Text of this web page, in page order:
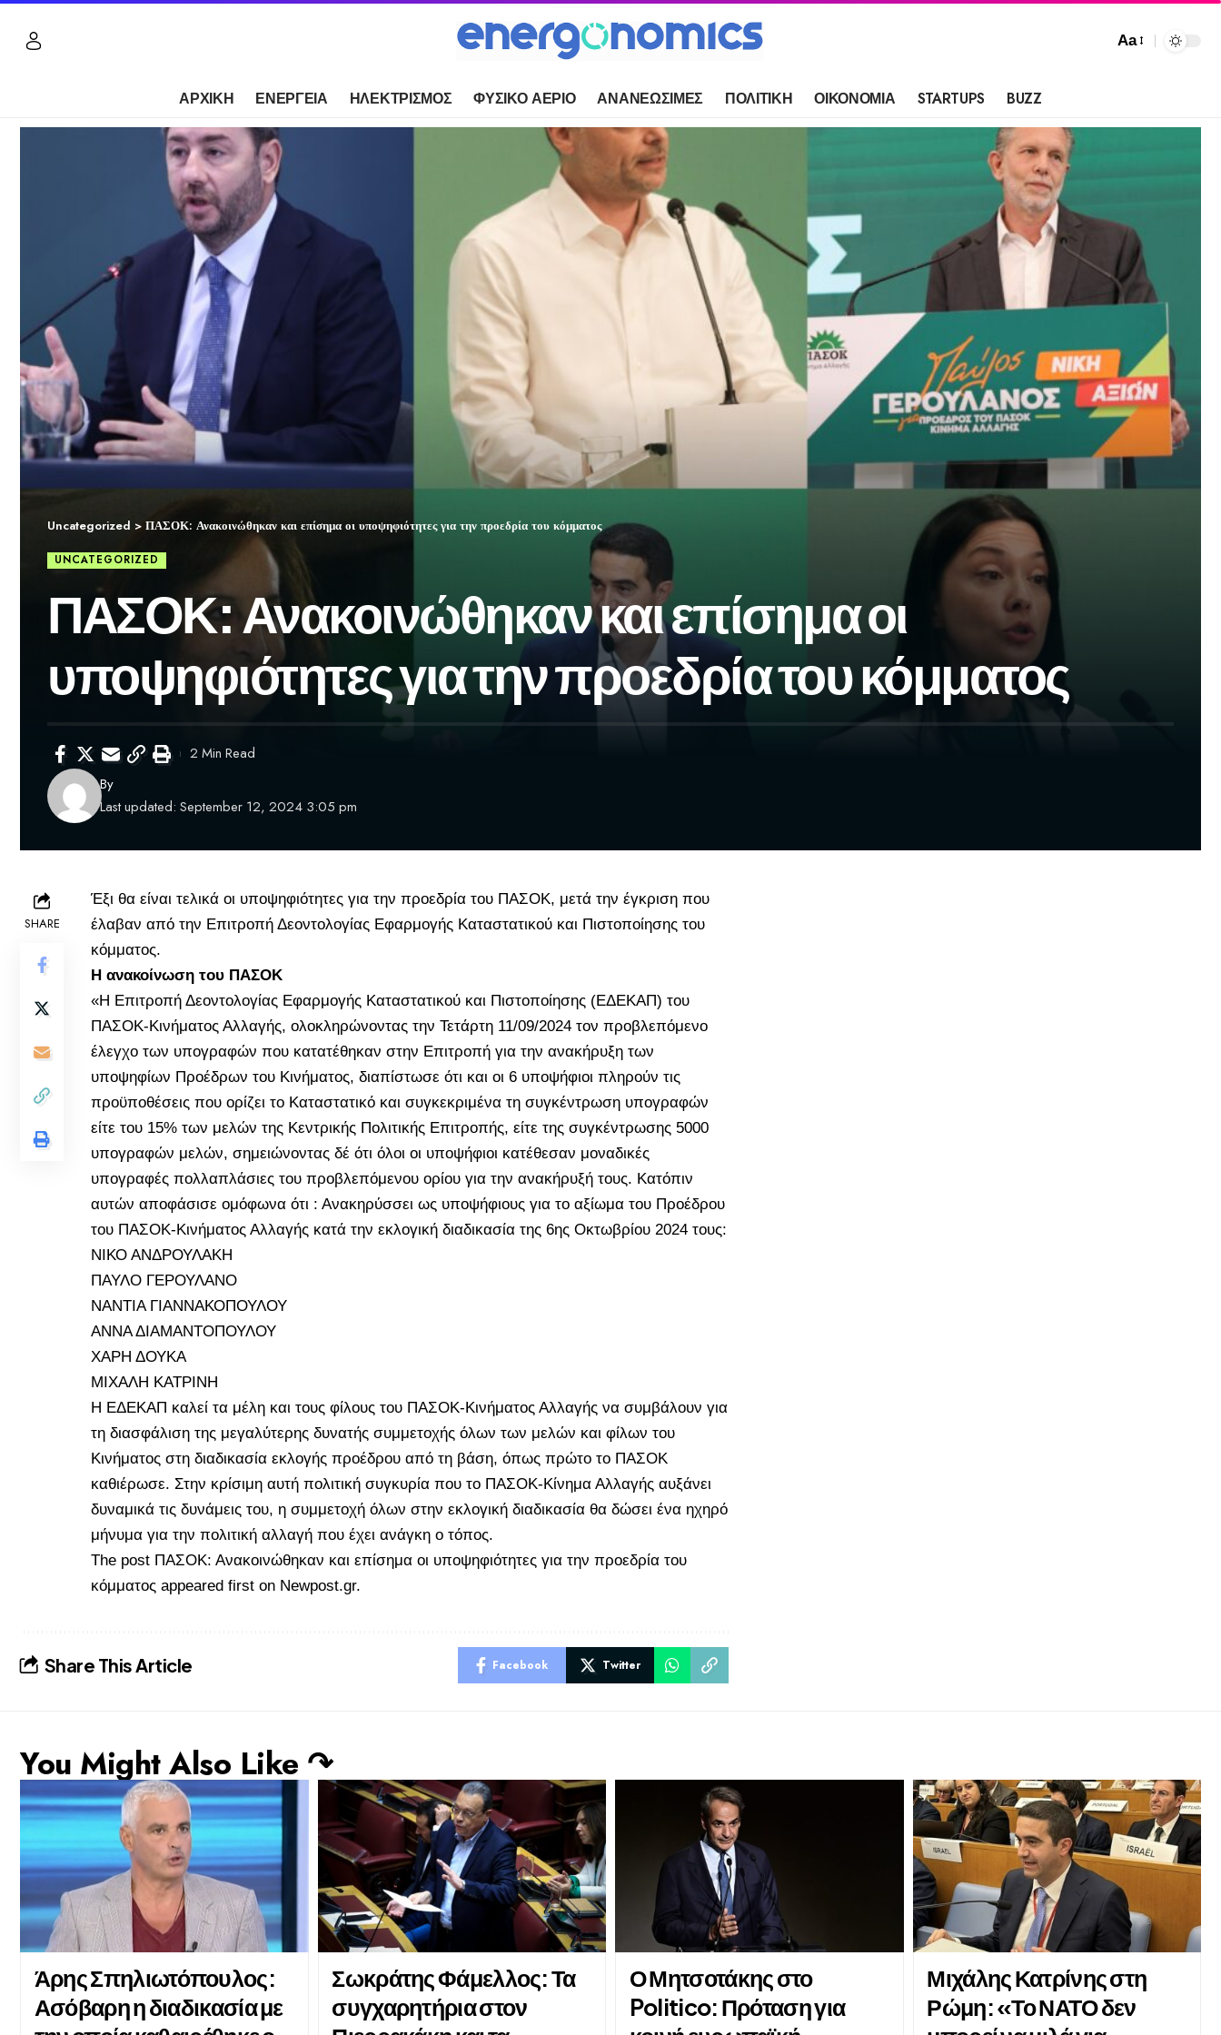
Aa
ΑΡΧΙΚΗ ΕΝΕΡΓΕΙΑ ΗΛΕΚΤΡΙΣΜΟΣ ΦΥΣΙΚΟ ΑΕΡΙΟ ΑΝΑΝΕΩΣΙΜΕΣ ΠΟΛΙΤΙΚΗ ΟΙΚΟΝΟΜΙΑ STARTUPS BUZZ
Uncategorized > ΠΑΣΟΚ: Ανακοινώθηκαν και επίσημα οι υποψηφιότητες για την προεδρία του κόμματος
UNCATEGORIZED
ΠΑΣΟΚ: Ανακοινώθηκαν και επίσημα οι
υποψηφιότητες για την προεδρία του κόμματος
Last updated: September 12, 2024 3:05 pm
By
2 Min Read
SHARE
Έξι θα είναι τελικά οι υποψηφιότητες για την προεδρία του ΠΑΣΟΚ, μετά την έγκριση που
έλαβαν από την Επιτροπή Δεοντολογίας Εφαρμογής Καταστατικού και Πιστοποίησης του
κόμματος.
Η ανακοίνωση του ΠΑΣΟΚ
«Η Επιτροπή Δεοντολογίας Εφαρμογής Καταστατικού και Πιστοποίησης (ΕΔΕΚΑΠ) του
ΠΑΣΟΚ-Κινήματος Αλλαγής, ολοκληρώνοντας την Τετάρτη 11/09/2024 τον προβλεπόμενο
έλεγχο των υπογραφών που κατατέθηκαν στην Επιτροπή για την ανακήρυξη των
υποψηφίων Προέδρων του Κινήματος, διαπίστωσε ότι και οι 6 υποψήφιοι πληρούν τις
προϋποθέσεις που ορίζει το Καταστατικό και συγκεκριμένα τη συγκέντρωση υπογραφών
είτε του 15% των μελών της Κεντρικής Πολιτικής Επιτροπής, είτε της συγκέντρωσης 5000
υπογραφών μελών, σημειώνοντας δέ ότι όλοι οι υποψήφιοι κατέθεσαν μοναδικές
υπογραφές πολλαπλάσιες του προβλεπόμενου ορίου για την ανακήρυξή τους. Κατόπιν
αυτών αποφάσισε ομόφωνα ότι : Ανακηρύσσει ως υποψήφιους για το αξίωμα του Προέδρου
του ΠΑΣΟΚ-Κινήματος Αλλαγής κατά την εκλογική διαδικασία της 6ης Οκτωβρίου 2024 τους:
ΝΙΚΟ ΑΝΔΡΟΥΛΑΚΗ
ΠΑΥΛΟ ΓΕΡΟΥΛΑΝΟ
ΝΑΝΤΙΑ ΓΙΑΝΝΑΚΟΠΟΥΛΟΥ
ΑΝΝΑ ΔΙΑΜΑΝΤΟΠΟΥΛΟΥ
ΧΑΡΗ ΔΟΥΚΑ
ΜΙΧΑΛΗ ΚΑΤΡΙΝΗ
Η ΕΔΕΚΑΠ καλεί τα μέλη και τους φίλους του ΠΑΣΟΚ-Κινήματος Αλλαγής να συμβάλουν για
τη διασφάλιση της μεγαλύτερης δυνατής συμμετοχής όλων των μελών και φίλων του
Κινήματος στη διαδικασία εκλογής προέδρου από τη βάση, όπως πρώτο το ΠΑΣΟΚ
καθιέρωσε. Στην κρίσιμη αυτή πολιτική συγκυρία που το ΠΑΣΟΚ-Κίνημα Αλλαγής αυξάνει
δυναμικά τις δυνάμεις του, η συμμετοχή όλων στην εκλογική διαδικασία θα δώσει ένα ηχηρό
μήνυμα για την πολιτική αλλαγή που έχει ανάγκη ο τόπος.
The post ΠΑΣΟΚ: Ανακοινώθηκαν και επίσημα οι υποψηφιότητες για την προεδρία του
κόμματος appeared first on Newpost.gr.
Share This Article Facebook Twitter
You Might Also Like ↷
Άρης Σπηλιωτόπουλος:
Ασόβαρη η διαδικασία με
Σωκράτης Φάμελλος: Τα
συγχαρητήρια στον
Ο Μητσοτάκης στο
Politico: Πρόταση για
Μιχάλης Κατρίνης στη
Ρώμη: «Το ΝΑΤΟ δεν